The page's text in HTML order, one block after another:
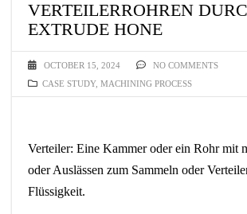
VERTEILERROHREN
EXTRUDE HONE
OCTOBER 15, 2024
NO COMMENTS
CASE STUDY, MACHINING PROCESS
Verteiler: Eine Kammer oder ein Rohr mit
oder Auslässen zum Sammeln oder
Flüssigkeit.